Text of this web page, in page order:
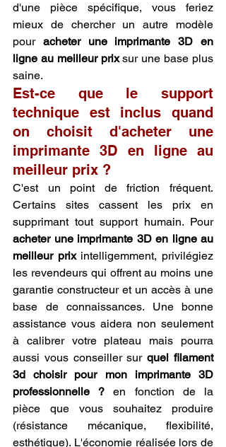
d'une pièce spécifique, vous feriez
mieux de chercher un autre modèle
pour acheter une imprimante 3D en
ligne au meilleur prix sur une base plus
saine.
Est-ce que le support
technique est inclus quand
on choisit d'acheter une
imprimante 3D en ligne au
meilleur prix ?
C'est un point de friction fréquent.
Certains sites cassent les prix en
supprimant tout support humain. Pour
acheter une imprimante 3D en ligne au
meilleur prix intelligemment, privilégiez
les revendeurs qui offrent au moins une
garantie constructeur et un accès à une
base de connaissances. Une bonne
assistance vous aidera non seulement
à calibrer votre plateau mais pourra
aussi vous conseiller sur quel filament
3d choisir pour mon imprimante 3D
professionnelle ? en fonction de la
pièce que vous souhaitez produire
(résistance mécanique, flexibilité,
esthétique). L'économie réalisée lors de